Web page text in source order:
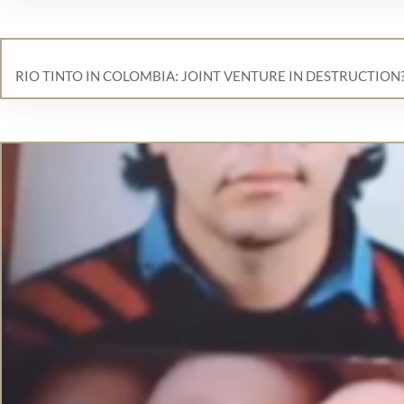
RIO TINTO IN COLOMBIA: JOINT VENTURE IN